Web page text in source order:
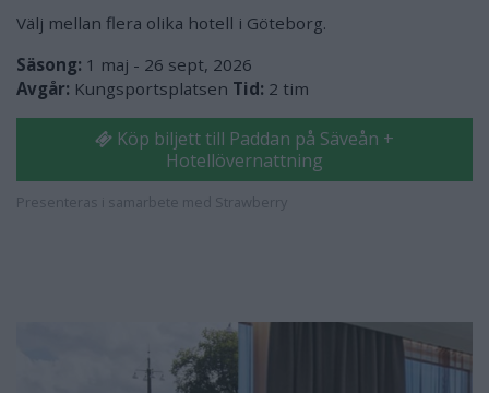
Välj mellan flera olika hotell i Göteborg.
Säsong: 1 maj - 26 sept, 2026
Avgår: Kungsportsplatsen Tid: 2 tim
Köp biljett till Paddan på Säveån +
Hotellövernattning
Presenteras i samarbete med Strawberry